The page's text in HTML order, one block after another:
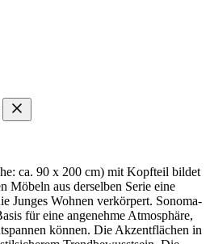
ca. 90 x 200 cm) mit Kopfteil bildet
Möbeln aus derselben Serie eine
Junges Wohnen verkörpert. Sonoma-
für eine angenehme Atmosphäre,
können. Die Akzentflächen in